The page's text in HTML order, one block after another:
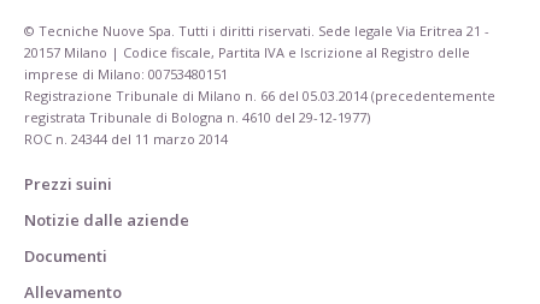
© Tecniche Nuove Spa. Tutti i diritti riservati. Sede legale Via Eritrea 21 -
20157 Milano | Codice fiscale, Partita IVA e Iscrizione al Registro delle
imprese di Milano: 00753480151
Registrazione Tribunale di Milano n. 66 del 05.03.2014 (precedentemente
registrata Tribunale di Bologna n. 4610 del 29-12-1977)
ROC n. 24344 del 11 marzo 2014
Prezzi suini
Notizie dalle aziende
Documenti
Allevamento